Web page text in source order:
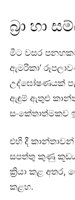
බ්‍රා හා
මීට වසර
ඇමරිකා’
උද්ඝෝෂණයක්
ඇඳුම් ඇතුළු
සංකේතාත්මකව
එහි දී
සපත්තු කුණු
ක්‍රියා කළ අතර,
කළහ.